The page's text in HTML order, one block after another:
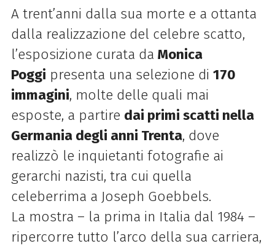
A trent’anni dalla sua morte e a ottanta
dalla realizzazione del celebre scatto,
l’esposizione curata da Monica
Poggi presenta una selezione di 170
immagini, molte delle quali mai
esposte, a partire dai primi scatti nella
Germania degli anni Trenta, dove
realizzò le inquietanti fotografie ai
gerarchi nazisti, tra cui quella
celeberrima a Joseph Goebbels.
La mostra – la prima in Italia dal 1984 –
ripercorre tutto l’arco della sua carriera,